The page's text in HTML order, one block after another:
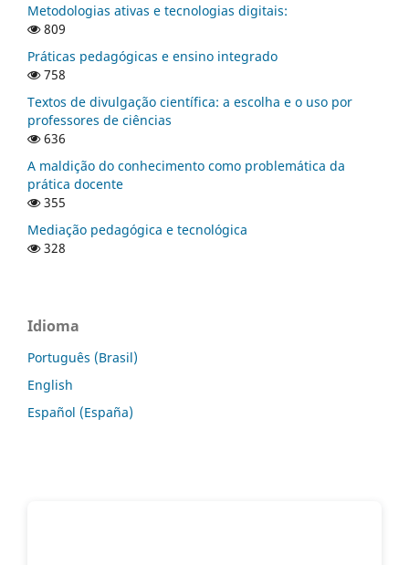
Metodologias ativas e tecnologias digitais:
809
Práticas pedagógicas e ensino integrado
758
Textos de divulgação científica: a escolha e o uso por
professores de ciências
636
A maldição do conhecimento como problemática da
prática docente
355
Mediação pedagógica e tecnológica
328
Idioma
Português (Brasil)
English
Español (España)